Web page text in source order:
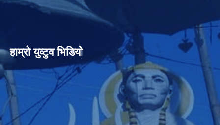
हाम्रो युव्टुव भिडियो